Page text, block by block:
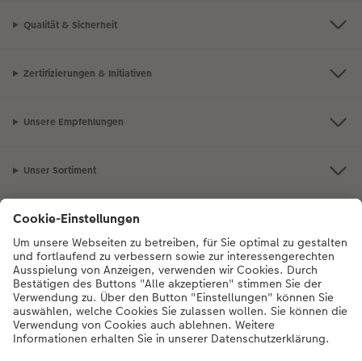
Qualität & Sicherheit
Zertifizierungen & Initiativen
Unsere Empfehlungen
Unser Sortiment
Service
Mehr zum CEWE Fotoservice